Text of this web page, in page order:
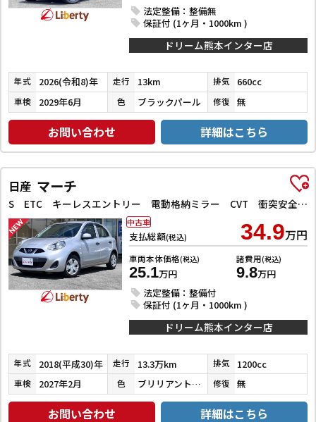
法定整備：整備無
保証付 (1ヶ月・1000km )
ドリーム熊本インター店
年式 2026(令和8)年 走行 13km 排気 660cc
車検 2029年6月 色 ブラックパール 修復 無
お問い合わせ 詳細はこちら
日産 マーチ
S ETC キーレスエントリー 電動格納ミラー CVT 衝突安全ボディ ABS ESC エアコン パワーステアリング パワーウィンドウ
支払総額(税込) 34.9万円
車両本体価格(税込)
25.1万円
諸費用(税込)
9.8万円
法定整備：整備付
保証付 (1ヶ月・1000km )
中古車
ドリーム熊本インター店
年式 2018(平成30)年 走行 13.3万km 排気 1200cc
車検 2027年2月 色 ブリリアントシルバー 修復 無
お問い合わせ 詳細はこちら